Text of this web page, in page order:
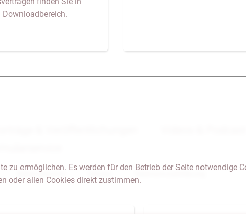
Downloadbereich.
& Veröffentlichungen
Seitenübersicht
zu ermöglichen. Es werden für den Betrieb der Seite notwendige
oder allen Cookies direkt zustimmen.